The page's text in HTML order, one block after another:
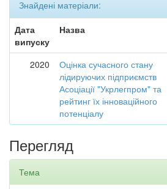
Знайдені матеріали:
Дата
випуску
Назва
2020
Оцінка сучасного стану
лідируючих підприємств
Асоціації "Укрлегпром" та
рейтинг їх інноваційного
потенціалу
Перегляд
Тема